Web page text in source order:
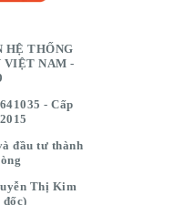
HỆ THỐNG
VIỆT NAM -
- Cấp
đầu tư thành
Thị Kim